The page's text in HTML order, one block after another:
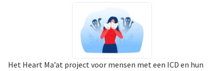
Het Heart Ma’at project voor mensen met een ICD en hun